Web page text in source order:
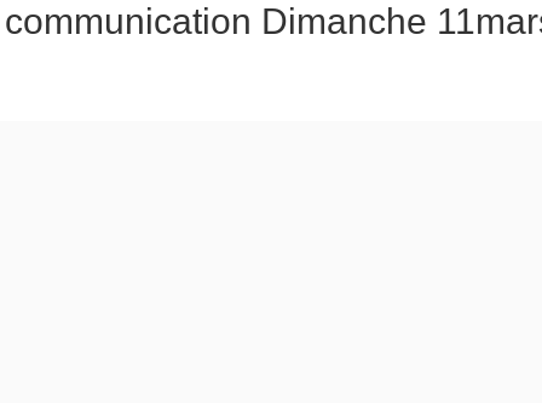
communication Dimanche